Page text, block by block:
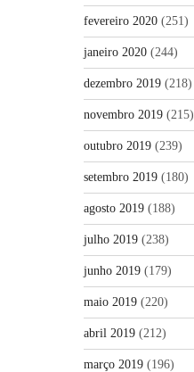
fevereiro 2020 (251)
janeiro 2020 (244)
dezembro 2019 (218)
novembro 2019 (215)
outubro 2019 (239)
setembro 2019 (180)
agosto 2019 (188)
julho 2019 (238)
junho 2019 (179)
maio 2019 (220)
abril 2019 (212)
março 2019 (196)